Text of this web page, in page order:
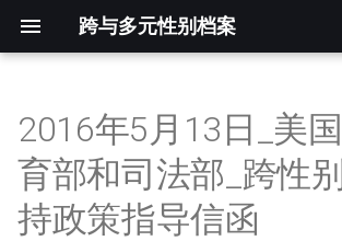
跨与多元性别档案
开
始
摘要
其他信息 [Processed Page
Metadata]
2016年5月13日_美
育部和司法部_跨性
持政策指导信函